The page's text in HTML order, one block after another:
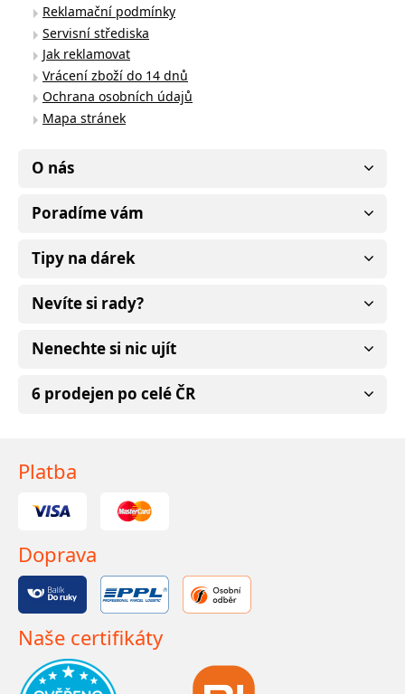
Reklamační podmínky
Servisní střediska
Jak reklamovat
Vrácení zboží do 14 dnů
Ochrana osobních údajů
Mapa stránek
O nás
Poradíme vám
Tipy na dárek
Nevíte si rady?
Nenechte si nic ujít
6 prodejen po celé ČR
Platba
Doprava
Naše certifikáty